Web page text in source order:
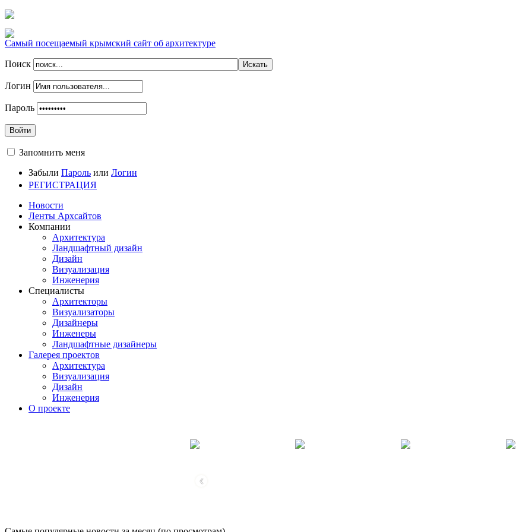
Самый посещаемый крымский сайт об архитектуре
Поиск
Логин
Пароль
Войти
Запомнить меня
Забыли Пароль или Логин
РЕГИСТРАЦИЯ
Новости
Ленты Архсайтов
Компании
Архитектура
Ландшафтный дизайн
Дизайн
Визуализация
Инженерия
Специалисты
Архитекторы
Визуализаторы
Дизайнеры
Инженеры
Ландшафтные дизайнеры
Галерея проектов
Архитектура
Визуализация
Дизайн
Инженерия
О проекте
‹